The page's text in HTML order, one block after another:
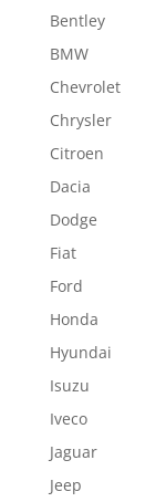
Bentley
BMW
Chevrolet
Chrysler
Citroen
Dacia
Dodge
Fiat
Ford
Honda
Hyundai
Isuzu
Iveco
Jaguar
Jeep